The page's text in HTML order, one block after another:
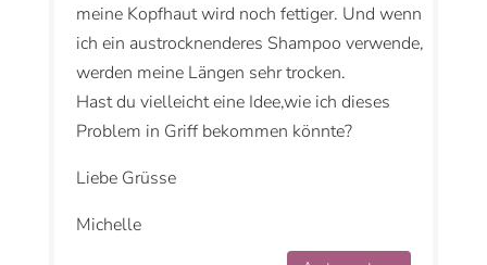
meine Kopfhaut wird noch fettiger. Und wenn
ich ein austrocknenderes Shampoo verwende,
werden meine Längen sehr trocken.
Hast du vielleicht eine Idee,wie ich dieses
Problem in Griff bekommen könnte?
Liebe Grüsse
Michelle